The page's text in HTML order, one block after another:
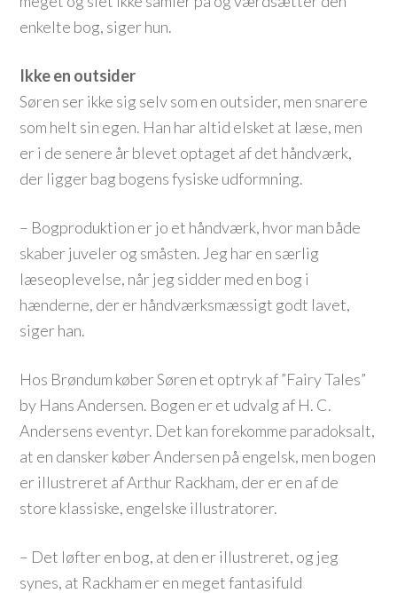
enkelte bog, siger hun.
Ikke en outsider
Søren ser ikke sig selv som en outsider, men snarere
som helt sin egen. Han har altid elsket at læse, men
er i de senere år blevet optaget af det håndværk,
der ligger bag bogens fysiske udformning.
– Bogproduktion er jo et håndværk, hvor man både
skaber juveler og småsten. Jeg har en særlig
læseoplevelse, når jeg sidder med en bog i
hænderne, der er håndværksmæssigt godt lavet,
siger han.
Hos Brøndum køber Søren et optryk af ”Fairy Tales”
by Hans Andersen. Bogen er et udvalg af H. C.
Andersens eventyr. Det kan forekomme paradoksalt,
at en dansker køber Andersen på engelsk, men bogen
er illustreret af Arthur Rackham, der er en af de
store klassiske, engelske illustratorer.
– Det løfter en bog, at den er illustreret, og jeg
synes, at Rackham er en meget fantasifuld